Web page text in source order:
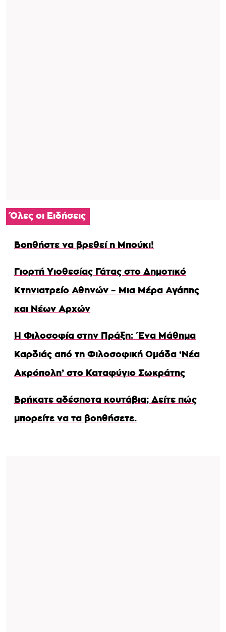
Όλες οι Ειδήσεις
Βοηθήστε να βρεθεί η Μπούκι!
Γιορτή Υιοθεσίας Γάτας στο Δημοτικό
Κτηνιατρείο Αθηνών – Μια Μέρα Αγάπης
και Νέων Αρχών
Η Φιλοσοφία στην Πράξη: Ένα Μάθημα
Καρδιάς από τη Φιλοσοφική Ομάδα ‘Νέα
Ακρόπολη’ στο Καταφύγιο Σωκράτης
Βρήκατε αδέσποτα κουτάβια; Δείτε πώς
μπορείτε να τα βοηθήσετε.